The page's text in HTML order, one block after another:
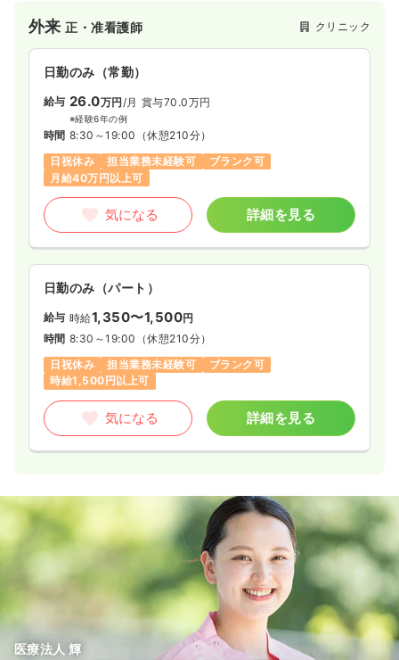
脱毛、医療美顔、超高濃度ビタミンＣ点滴等幅広く診療を行な
っています。
外来正・准看護師 クリニック
日勤のみ（常勤）
給与 26.0万円/月 賞与70.0万円
※経験6年の例
時間 8:30～19:00 （休憩210分）
日祝休み
担当業務未経験可
ブランク可
月給40万円以上可
気になる 詳細を見る
日勤のみ（パート）
給与 時給1,350〜1,500円
時間 8:30～19:00 （休憩210分）
日祝休み
担当業務未経験可
ブランク可
時給1,500円以上可
気になる 詳細を見る
医療法人 輝